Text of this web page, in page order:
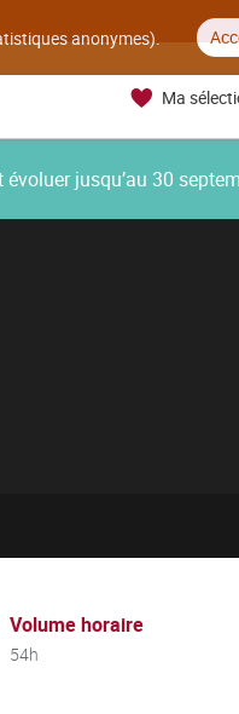
anonymes).
Ma
jusqu’au 30
Volume horaire
54h